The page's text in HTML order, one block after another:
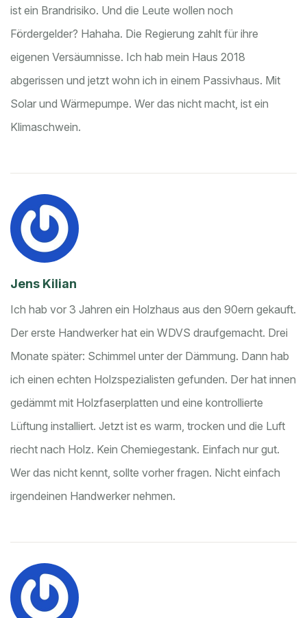
ist ein Brandrisiko. Und die Leute wollen noch
Fördergelder? Hahaha. Die Regierung zahlt für ihre
eigenen Versäumnisse. Ich hab mein Haus 2018
abgerissen und jetzt wohn ich in einem Passivhaus. Mit
Solar und Wärmepumpe. Wer das nicht macht, ist ein
Klimaschwein.
Jens Kilian
Ich hab vor 3 Jahren ein Holzhaus aus den 90ern gekauft.
Der erste Handwerker hat ein WDVS draufgemacht. Drei
Monate später: Schimmel unter der Dämmung. Dann hab
ich einen echten Holzspezialisten gefunden. Der hat innen
gedämmt mit Holzfaserplatten und eine kontrollierte
Lüftung installiert. Jetzt ist es warm, trocken und die Luft
riecht nach Holz. Kein Chemiegestank. Einfach nur gut.
Wer das nicht kennt, sollte vorher fragen. Nicht einfach
irgendeinen Handwerker nehmen.